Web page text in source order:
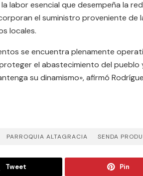
labor esencial que desempeña la
el suministro proveniente de
locales.
se encuentra plenamente
el abastecimiento del pueblo
su dinamismo», afirmó
PARROQUIA ALTAGRACIA SENDA
Tweet Pin